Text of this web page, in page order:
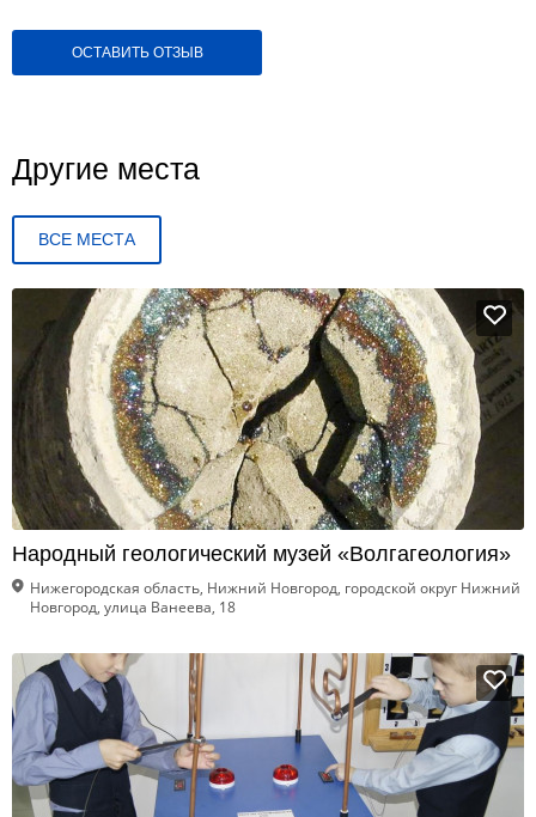
ОСТАВИТЬ ОТЗЫВ
Другие места
ВСЕ МЕСТА
Народный геологический музей «Волгагеология»
Нижегородская область, Нижний Новгород, городской округ Нижний
Новгород, улица Ванеева, 18